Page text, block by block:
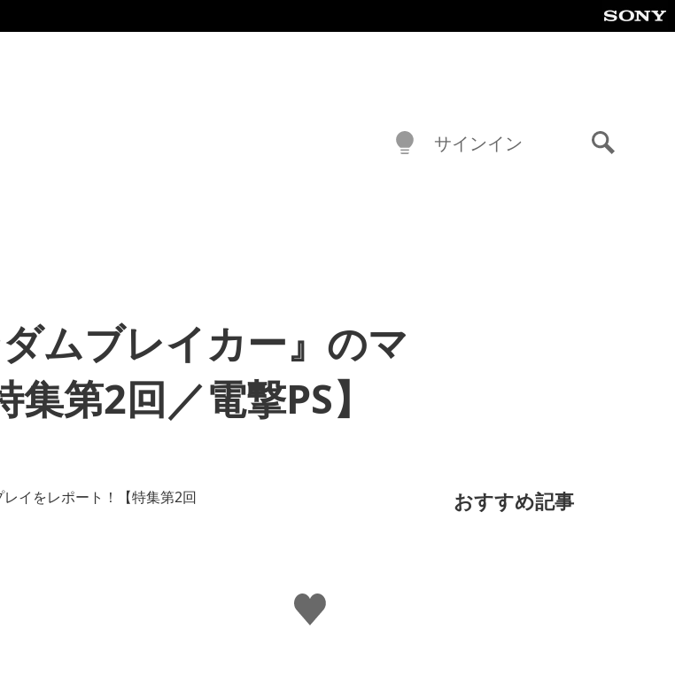
サインイン
ムブレイカー』のマ
第2回／電撃PS】
い
い
おすすめ記事